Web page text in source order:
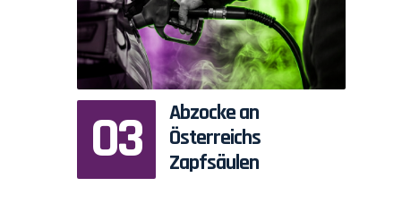
Abzocke an
Österreichs
Zapfsäulen